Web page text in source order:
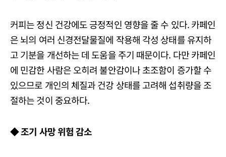
커피는 정신 건강에도 긍정적인 영향을 줄 수 있다. 카페인
은 뇌의 여러 신경전달물질에 작용해 각성 상태를 유지하
고 기분을 개선하는 데 도움을 주기 때문이다. 다만 카페인
에 민감한 사람은 오히려 불안감이나 초조함이 증가할 수
있으므로 개인의 체질과 건강 상태를 고려해 섭취량을 조
절하는 것이 중요하다.
◆ 조기 사망 위험 감소